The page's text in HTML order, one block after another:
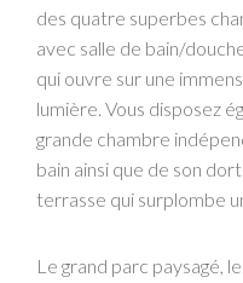
des quatre superbes
avec salle de bain/
qui ouvre sur une
lumière. Vous disposez
grande chambre
bain ainsi que de son
terrasse qui surplombe
Le grand parc paysagé,